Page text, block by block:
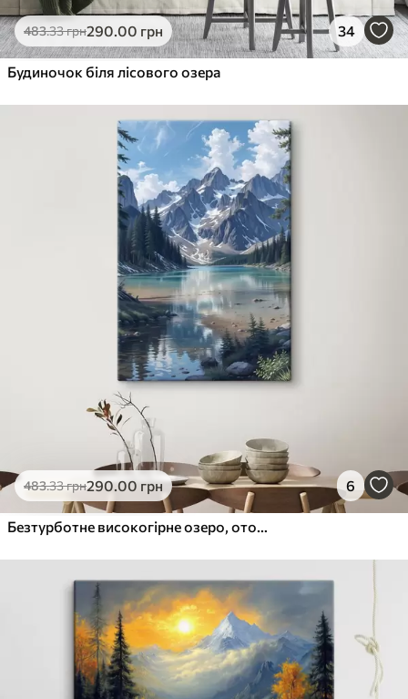
483.33грн290.00 грн 34
Будиночок біля лісового озера
483.33грн290.00 грн 6
Безтурботне високогірне озеро, оточене величними засніженими горами, з густим лісом і хмарним небом